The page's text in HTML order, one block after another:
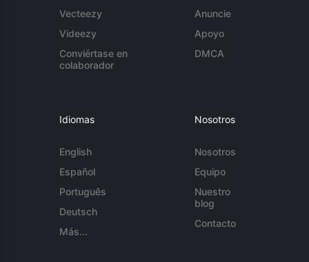
Vecteezy
Videezy
Conviértase en
colaborador
Anuncie
Apoyo
DMCA
Idiomas
English
Español
Português
Deutsch
Más...
Nosotros
Nosotros
Equipo
Nuestro
blog
Contacto